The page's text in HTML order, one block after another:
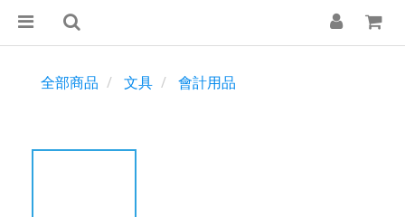
全部商品 文具 會計用品